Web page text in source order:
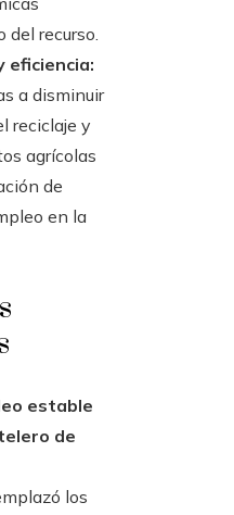
del recurso.
eficiencia:
a disminuir
reciclaje y
agrícolas
de
en la
estable
de
los